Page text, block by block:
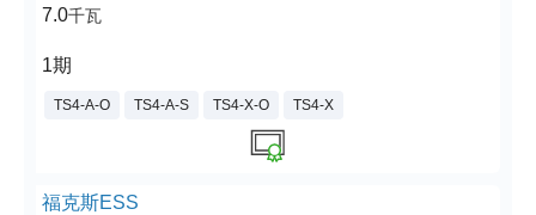
7.0千瓦
1期
TS4-A-O TS4-A-S TS4-X-O TS4-X
福克斯ESS